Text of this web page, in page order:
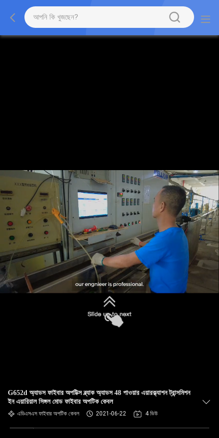
G652d অ্যাডস ফাইবার অপটিক্স ব্ল্যাক অ্যাডস 48 পাওয়ার এয়ারক্ল্যাশন ট্রান্সমিশন
ইন এয়ারিয়াল সিঙ্গল মোড ফাইবার অপটিক কেবল
এডিএসএস ফাইবার অপটিক কেবল 2021-06-22 4 ভিউ